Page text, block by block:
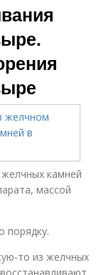
камней
массой
порядку.
то из желчных